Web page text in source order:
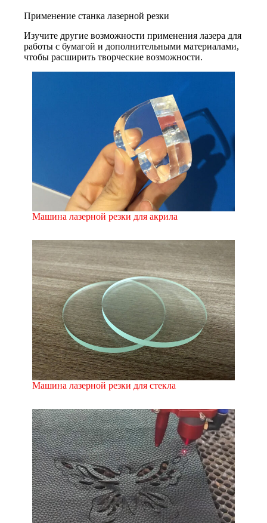
Применение станка лазерной резки
Изучите другие возможности применения лазера для
работы с бумагой и дополнительными материалами,
чтобы расширить творческие возможности.
Машина лазерной резки для акрила
Машина лазерной резки для стекла